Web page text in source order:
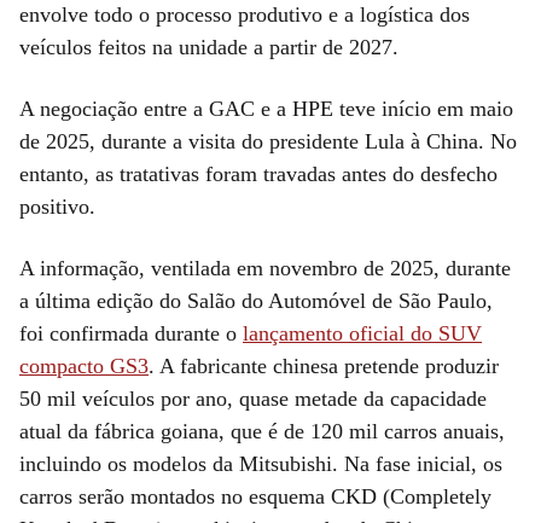
envolve todo o processo produtivo e a logística dos
veículos feitos na unidade a partir de 2027.
A negociação entre a GAC e a HPE teve início em maio
de 2025, durante a visita do presidente Lula à China. No
entanto, as tratativas foram travadas antes do desfecho
positivo.
A informação, ventilada em novembro de 2025, durante
a última edição do Salão do Automóvel de São Paulo,
foi confirmada durante o lançamento oficial do SUV
compacto GS3. A fabricante chinesa pretende produzir
50 mil veículos por ano, quase metade da capacidade
atual da fábrica goiana, que é de 120 mil carros anuais,
incluindo os modelos da Mitsubishi. Na fase inicial, os
carros serão montados no esquema CKD (Completely